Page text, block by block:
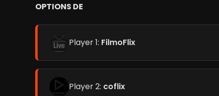
OPTIONS DE
Player 1: FilmoFlix
Player 2: coflix